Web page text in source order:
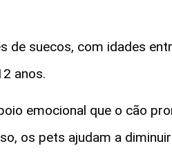
de suecos, com idades
anos.
emocional que o cão
os pets ajudam a